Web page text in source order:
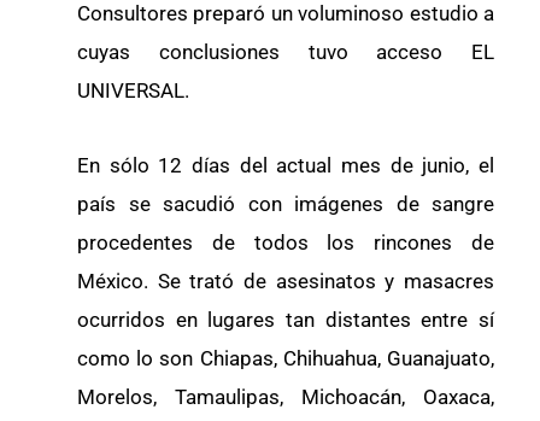
Consultores preparó un voluminoso estudio a
cuyas conclusiones tuvo acceso EL
UNIVERSAL.
En sólo 12 días del actual mes de junio, el
país se sacudió con imágenes de sangre
procedentes de todos los rincones de
México. Se trató de asesinatos y masacres
ocurridos en lugares tan distantes entre sí
como lo son Chiapas, Chihuahua, Guanajuato,
Morelos, Tamaulipas, Michoacán, Oaxaca,